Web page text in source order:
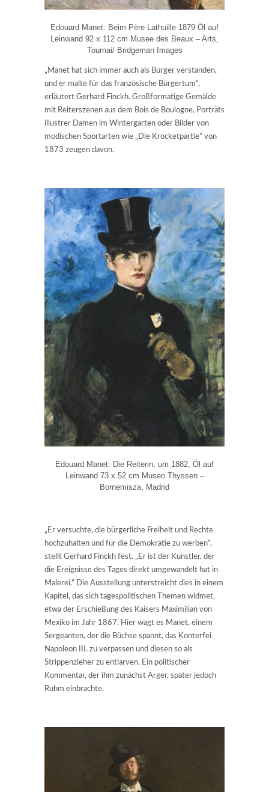
Edouard Manet: Beim Père Lathuille 1879 Öl auf
Leinwand 92 x 112 cm Musee des Beaux – Arts,
Tournai/ Bridgeman Images
„Manet hat sich immer auch als Bürger verstanden,
und er malte für das französische Bürgertum“,
erläutert Gerhard Finckh. Großformatige Gemälde
mit Reiterszenen aus dem Bois de Boulogne, Porträts
illustrer Damen im Wintergarten oder Bilder von
modischen Sportarten wie „Die Krocketpartie“ von
1873 zeugen davon.
Edouard Manet: Die Reiterin, um 1882, Öl auf
Leinwand 73 x 52 cm Museo Thyssen –
Bornemisza, Madrid
„Er versuchte, die bürgerliche Freiheit und Rechte
hochzuhalten und für die Demokratie zu werben“,
stellt Gerhard Finckh fest. „Er ist der Künstler, der
die Ereignisse des Tages direkt umgewandelt hat in
Malerei.“ Die Ausstellung unterstreicht dies in einem
Kapitel, das sich tagespolitischen Themen widmet,
etwa der Erschießung des Kaisers Maximilian von
Mexiko im Jahr 1867. Hier wagt es Manet, einem
Sergeanten, der die Büchse spannt, das Konterfei
Napoleon III. zu verpassen und diesen so als
Strippenzieher zu entlarven. Ein politischer
Kommentar, der ihm zunächst Ärger, später jedoch
Ruhm einbrachte.